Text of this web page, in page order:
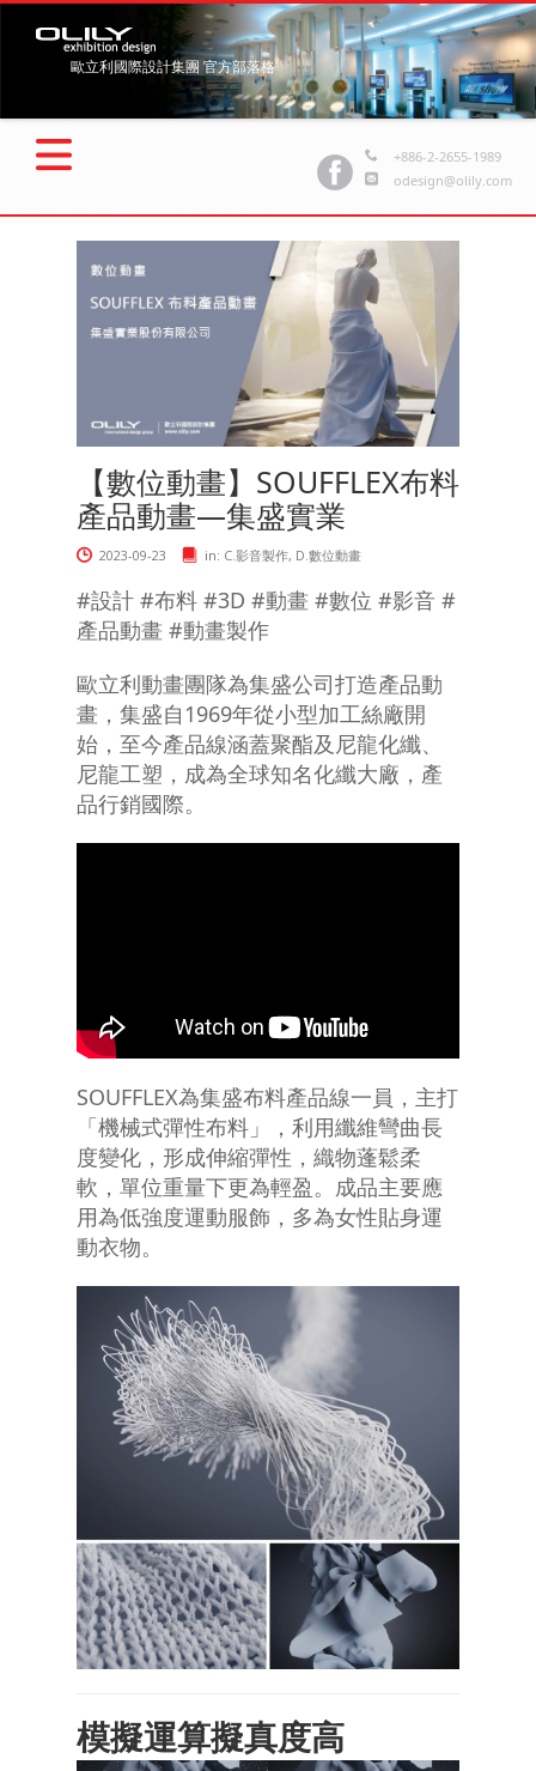
歐立利國際設計集團 官方部落格
+886-2-2655-1989
odesign@olily.com
【數位動畫】SOUFFLEX布料
產品動畫—集盛實業
2023-09-23 in: C.影音製作, D.數位動畫
#設計 #布料 #3D #動畫 #數位 #影音 #
產品動畫 #動畫製作
歐立利動畫團隊為集盛公司打造產品動
畫，集盛自1969年從小型加工絲廠開
始，至今產品線涵蓋聚酯及尼龍化纖、
尼龍工塑，成為全球知名化纖大廠，產
品行銷國際。
SOUFFLEX為集盛布料產品線一員，主打
「機械式彈性布料」，利用纖維彎曲長
度變化，形成伸縮彈性，織物蓬鬆柔
軟，單位重量下更為輕盈。成品主要應
用為低強度運動服飾，多為女性貼身運
動衣物。
模擬運算擬真度高